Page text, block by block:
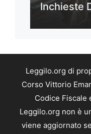
Inchieste
Leggilo.org di
Corso Vittorio
Codice Fiscale
Leggilo.org non è
viene aggiornato